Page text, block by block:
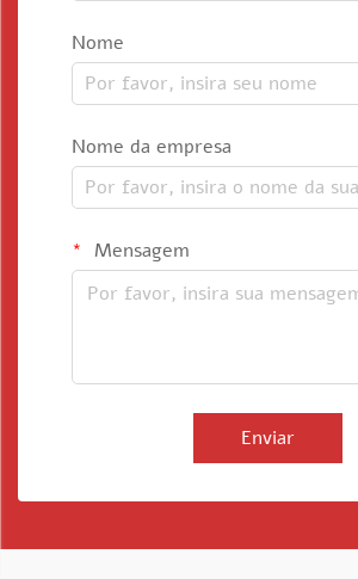
Nome
Nome da empresa
Mensagem
Enviar